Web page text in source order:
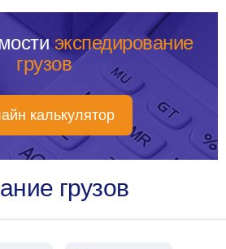
экспедирование
грузов
калькулятор
грузов